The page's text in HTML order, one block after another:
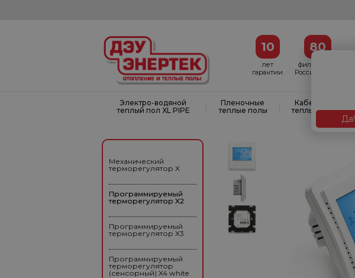
10
лет
гарантии
80
филиалов в
России и СНГ
Электро-водяной
теплый пол XL PIPE
Пленочные
теплые полы
Кабельные
теплые полы
Механический
терморегулятор X
Программируемый
терморегулятор X2
Программируемый
терморегулятор X3
Программируемый
терморегулятор
(сенсорный) X4 white
Да!